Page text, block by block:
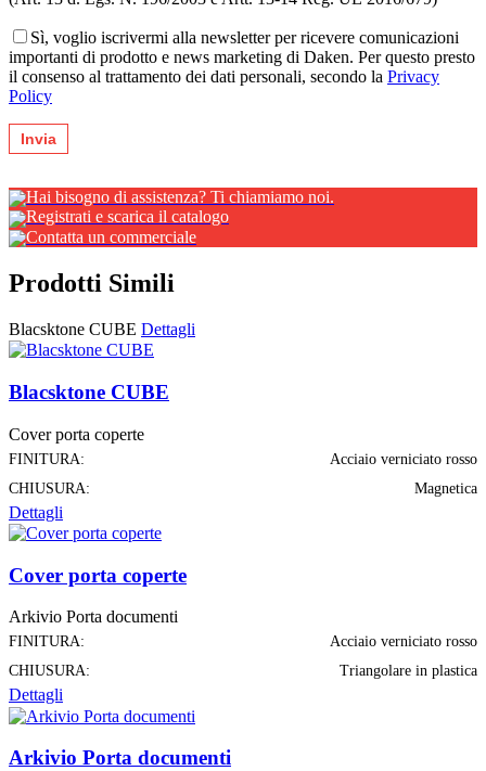
Sì, voglio iscrivermi alla newsletter per ricevere comunicazioni
importanti di prodotto e news marketing di Daken. Per questo presto
il consenso al trattamento dei dati personali, secondo la Privacy
Policy
Hai bisogno di assistenza? Ti chiamiamo noi.
Registrati e scarica il catalogo
Contatta un commerciale
Prodotti Simili
Blacsktone CUBE Dettagli
Blacsktone CUBE
Cover porta coperte
FINITURA:
Acciaio verniciato rosso
CHIUSURA:
Magnetica
Dettagli
Cover porta coperte
Arkivio Porta documenti
FINITURA:
Acciaio verniciato rosso
CHIUSURA:
Triangolare in plastica
Dettagli
Arkivio Porta documenti